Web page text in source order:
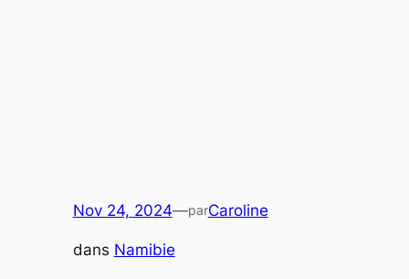
Nov 24, 2024—parCaroline
dans Namibie